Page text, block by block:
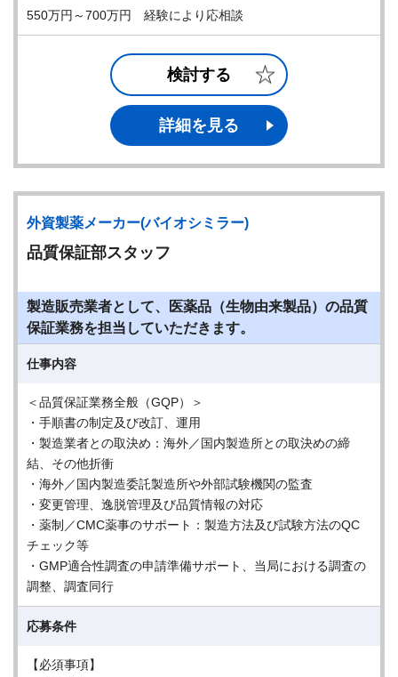
550万円～700万円 経験により応相談
検討する
詳細を見る
外資製薬メーカー(バイオシミラー)
品質保証部スタッフ
製造販売業者として、医薬品（生物由来製品）の品質
保証業務を担当していただきます。
仕事内容
＜品質保証業務全般（GQP）＞
・手順書の制定及び改訂、運用
・製造業者との取決め：海外／国内製造所との取決めの締
結、その他折衝
・海外／国内製造委託製造所や外部試験機関の監査
・変更管理、逸脱管理及び品質情報の対応
・薬制／CMC薬事のサポート：製造方法及び試験方法のQC
チェック等
・GMP適合性調査の申請準備サポート、当局における調査の
調整、調査同行
応募条件
【必須事項】